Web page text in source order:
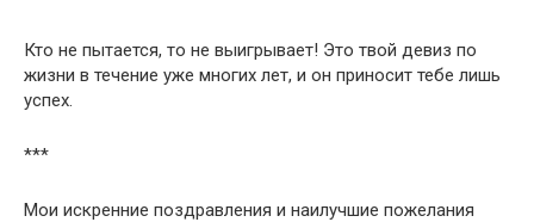
Кто не пытается, то не выигрывает! Это твой девиз по
жизни в течение уже многих лет, и он приносит тебе лишь
успех.
***
Мои искренние поздравления и наилучшие пожелания